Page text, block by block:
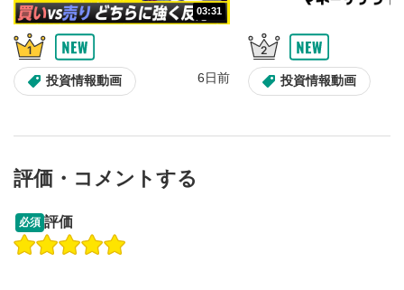
7
音量調整
スライダーを上下すると音量が調整できます。
スマートフォンで視聴の場合は端末の音量調節ボタンを利用
してください。
スマートフォンで視聴の場合は画面右下の設定(歯車マーク)
9
画質の選択/再生速度の変更ができます。
03:31
投資情報動画 6日前 投資情報動画
操作説明動画
評価・コメントする
必須 評価